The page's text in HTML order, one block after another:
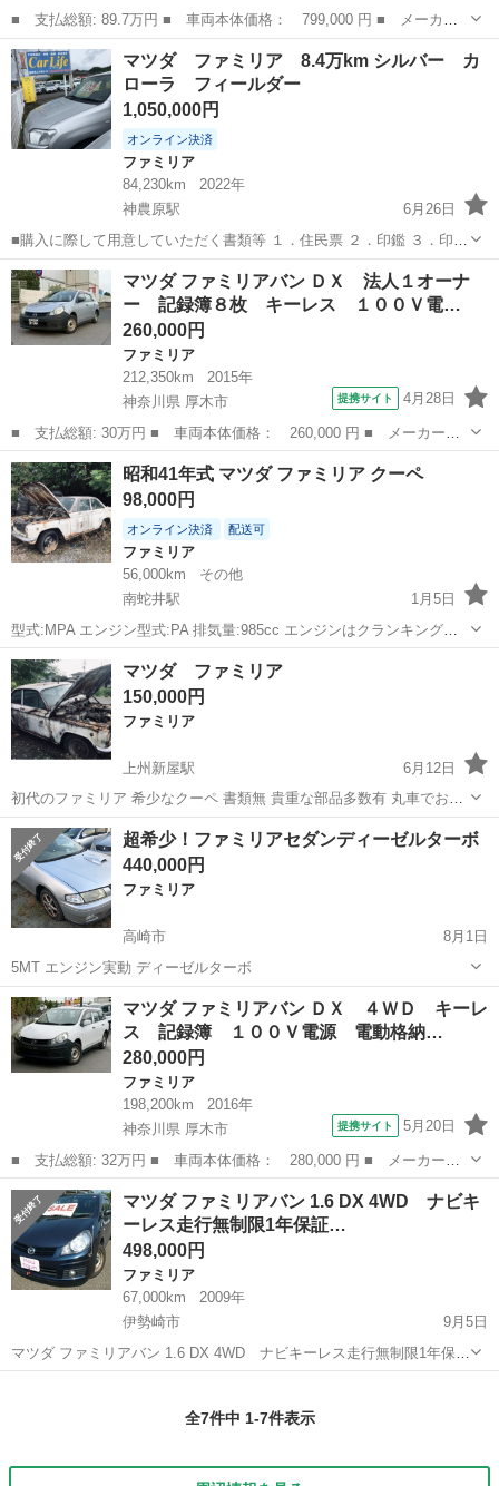
■ 支払総額: 89.7万円 ■ 車両本体価格： 799,000 円 ■ メーカー
名： マツダ ■ 車種名： ファミリアバン ■ グレード名： Ｄ
Ｘ 保証付き 衝突軽減ブレーキ アイドリングストップ ■ 排気
量： 1500...
群馬 安中市 ファミリア
マツダ ファミリア 8.4万km シルバー カ
ローラ フィールダー
1,050,000円
オンライン決済
ファミリア
84,230km
2022年
神農原駅
6月26日
■購入に際して用意していただく書類等 １．住民票 ２．印鑑 ３．印鑑
証明書 4. 車庫証明書 以上をご用意頂けましたら幸いです。 支払いは
納車時または直前に現金または振り込み支払いも可能です。 現車確認
大歓迎です！現車確...
群馬 富岡市 神農原駅 ファミリア
マツダ ファミリアバン ＤＸ 法人１オーナ
ー 記録簿８枚 キーレス １００Ｖ電…
260,000円
ファミリア
212,350km
2015年
神奈川県 厚木市
提携サイト 4月28日
■ 支払総額: 30万円 ■ 車両本体価格： 260,000 円 ■ メーカー
名： マツダ ■ 車種名： ファミリアバン ■ グレード名： Ｄ
Ｘ 法人１オーナー 記録簿８枚 キーレス １００Ｖ電源 ＣＶ
Ｔ タイミングチェー...
神奈川 厚木市 ファミリア
昭和41年式 マツダ ファミリア クーペ
98,000円
オンライン決済 配送可
ファミリア
56,000km
その他
南蛇井駅
1月5日
型式:MPA エンジン型式:PA 排気量:985cc エンジンはクランキングし
ます。 15年前くらいまでは時折敷地内移動して いました。 Document
紛失しています。 サーキット専用車 オブジェ車 部品取り車 でお使
い...
群馬 富岡市 南蛇井駅 ファミリア
マツダ ファミリア
150,000円
ファミリア
上州新屋駅
6月12日
初代のファミリア 希少なクーペ 書類無 貴重な部品多数有 丸車でお買
い上げください。
群馬 甘楽郡 上州新屋駅 ファミリア 初代
超希少！ファミリアセダンディーゼルターボ
440,000円
ファミリア
高崎市
8月1日
5MT エンジン実動 ディーゼルターボ
群馬 高崎市 ファミリア エンジン
マツダ ファミリアバン ＤＸ ４ＷＤ キーレ
ス 記録簿 １００Ｖ電源 電動格納…
280,000円
ファミリア
198,200km
2016年
神奈川県 厚木市
提携サイト 5月20日
■ 支払総額: 32万円 ■ 車両本体価格： 280,000 円 ■ メーカー
名： マツダ ■ 車種名： ファミリアバン ■ グレード名： Ｄ
Ｘ ４ＷＤ キーレス 記録簿 １００Ｖ電源 電動格納ミラー 修
復歴無し フルフラ...
神奈川 厚木市 ファミリア
マツダ ファミリアバン 1.6 DX 4WD ナビキ
ーレス走行無制限1年保証…
498,000円
ファミリア
67,000km
2009年
伊勢崎市
9月5日
マツダ ファミリアバン 1.6 DX 4WD ナビキーレス走行無制限1年保証
付 （ダークブルー） ステーションワゴン 本体価格 498,000円 支払総
全7件中 1-7件表示